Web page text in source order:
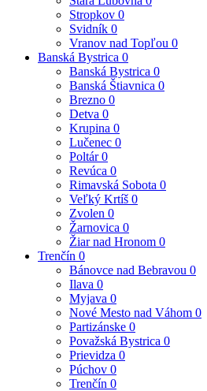
Stropkov 0
Svidník 0
Vranov nad Topľou 0
Banská Bystrica 0
Banská Bystrica 0
Banská Štiavnica 0
Brezno 0
Detva 0
Krupina 0
Lučenec 0
Poltár0
Revúca 0
Rimavská Sobota 0
Veľký Krtíš 0
Zvolen 0
Žarnovica 0
Žiar nad Hronom 0
Trenčín 0
Bánovce nad Bebravou 0
Ilava 0
Myjava 0
Nové Mesto nad Váhom 0
Partizánske 0
Považská Bystrica 0
Prievidza 0
Púchov 0
Trenčín 0